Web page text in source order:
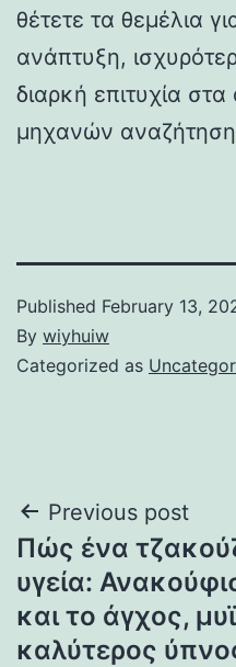
θέτετε τα θεμέλια
ανάπτυξη,
διαρκή επιτυχία
μηχανών
Published February 13,
By wiyhuiw
Categorized as
Post
navigation
Previous post
Πώς ένα
υγεία:
και το άγχος,
καλύτερος